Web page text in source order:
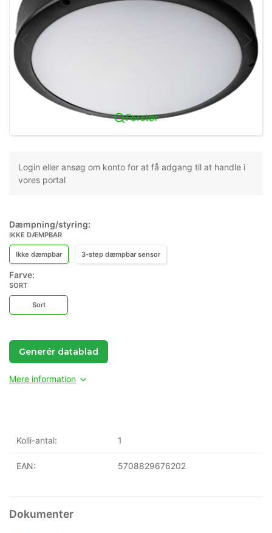
Forstør
Login eller ansøg om konto for at få adgang til at handle i
vores portal
Dæmpning/styring:
IKKE DÆMPBAR
Ikke dæmpbar 3-step dæmpbar sensor
Farve:
SORT
Sort
Generér datablad
Mere information
Kolli-antal: 1
EAN: 5708829676202